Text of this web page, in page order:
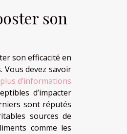
son
son efficacité en
devez savoir
plus d’informations
d’impacter
sont réputés
sources de
comme les